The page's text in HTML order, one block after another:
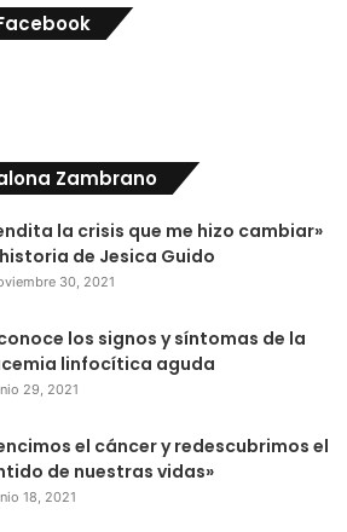
Zambrano
la crisis que me hizo cambiar»
de Jesica Guido
30, 2021
los signos y síntomas de la
linfocítica aguda
29, 2021
el cáncer y redescubrimos el
de nuestras vidas»
18, 2021